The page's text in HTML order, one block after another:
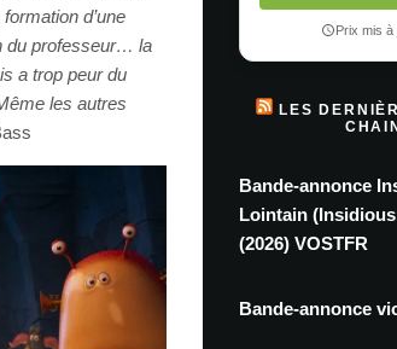
d’une
du professeur… la
a trop peur du
les autres
Prix mis à
LES
Bande-annonce
Lointain
(2026) VOSTFR
Bande-annonce